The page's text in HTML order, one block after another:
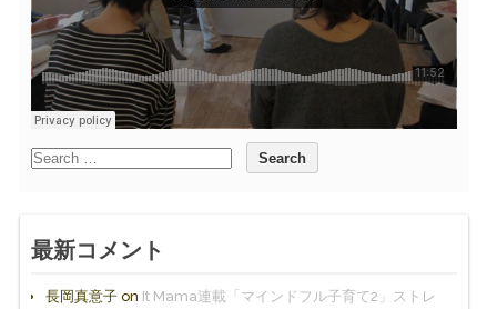
最新コメント
長岡真意子on It Mama連載「マインドフル子育て2」ストレ